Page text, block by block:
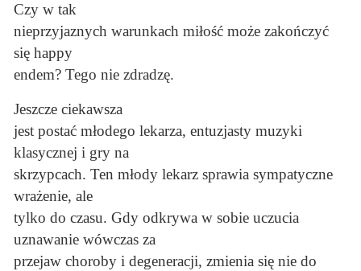
Czy w tak
nieprzyjaznych warunkach miłość może zakończyć
się happy
endem? Tego nie zdradzę.
Jeszcze ciekawsza
jest postać młodego lekarza, entuzjasty muzyki
klasycznej i gry na
skrzypcach. Ten młody lekarz sprawia sympatyczne
wrażenie, ale
tylko do czasu. Gdy odkrywa w sobie uczucia
uznawanie wówczas za
przejaw choroby i degeneracji, zmienia się nie do